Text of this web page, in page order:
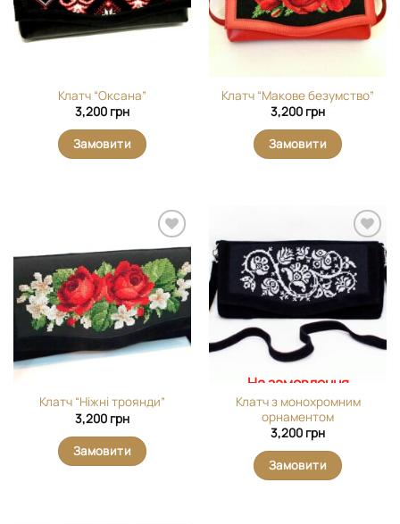
Клатч “Оксана”
3,200 грн
Замовити
Клатч “Макове безумство”
3,200 грн
Замовити
Додати
виріб у
вибране
Клатч “Ніжні троянди”
3,200 грн
Замовити
Додати
виріб у
вибране
На замовлення
Клатч з монохромним
орнаментом
3,200 грн
Замовити